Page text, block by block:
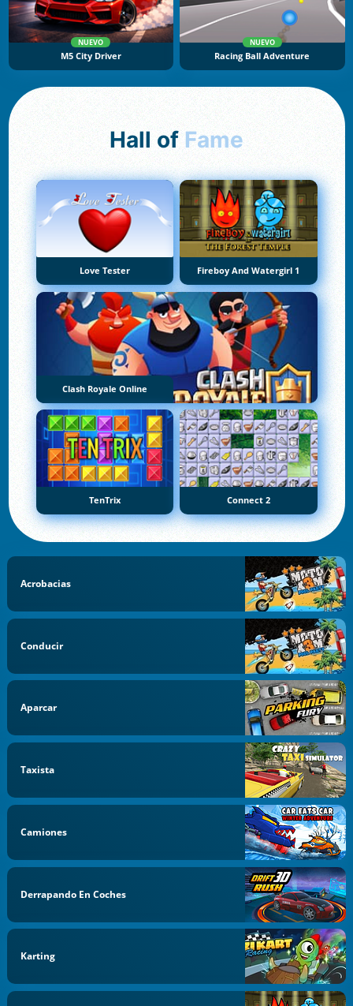
NUEVO
M5 City Driver
NUEVO
Racing Ball Adventure
Hall of Fame
Love Tester Fireboy And Watergirl 1
Clash Royale Online
TenTrix Connect 2
Acrobacias
Conducir
Aparcar
Taxista
Camiones
Derrapando En Coches
Karting